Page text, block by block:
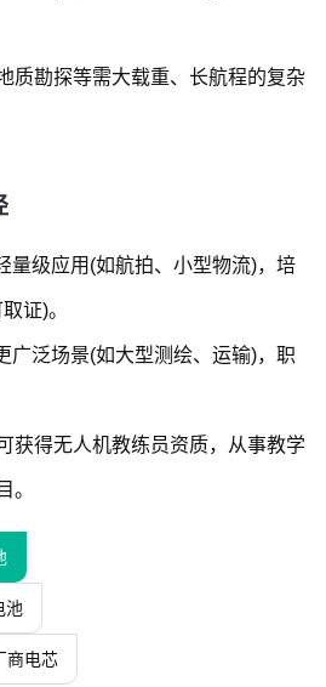
质勘探等需大载重、长航程的复杂
量级应用(如航拍、小型物流)，培
证)。
广泛场景(如大型测绘、运输)，职
获得无人机教练员资质，从事教学
。
池
商电芯